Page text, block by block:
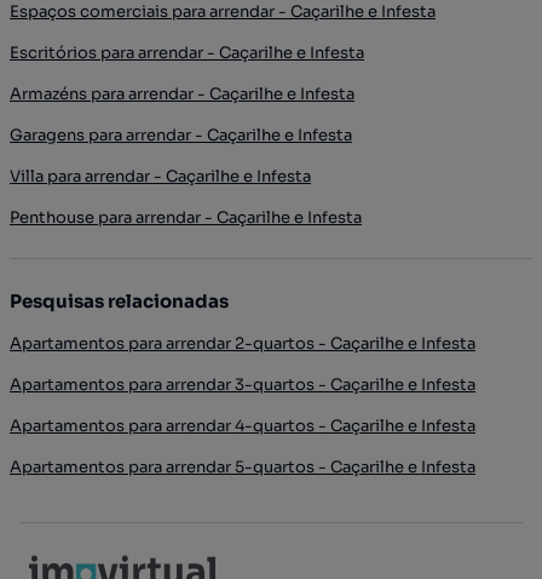
Espaços comerciais para arrendar - Caçarilhe e Infesta
Escritórios para arrendar - Caçarilhe e Infesta
Armazéns para arrendar - Caçarilhe e Infesta
Garagens para arrendar - Caçarilhe e Infesta
Villa para arrendar - Caçarilhe e Infesta
Penthouse para arrendar - Caçarilhe e Infesta
Pesquisas relacionadas
Apartamentos para arrendar 2-quartos - Caçarilhe e Infesta
Apartamentos para arrendar 3-quartos - Caçarilhe e Infesta
Apartamentos para arrendar 4-quartos - Caçarilhe e Infesta
Apartamentos para arrendar 5-quartos - Caçarilhe e Infesta